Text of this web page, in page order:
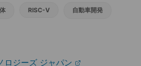
RISC-V 自動車開発
ロジーズ ジャパン